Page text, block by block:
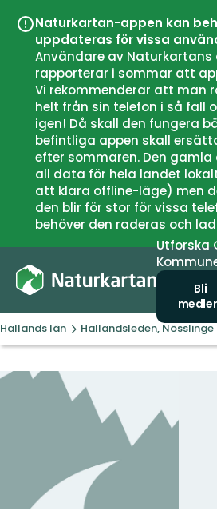
Naturkartan-appen kan
uppdateras för vissa
Användare av Naturkartans
rapporterar i sommar att
Vi rekommenderar att man
helt från sin telefon i så fall
igen! Då skall den fungera
befintliga appen skall
efter sommaren. Den
all data för hela landet
att klara offline-läge) men
den blir för stor för vissa
behöver den raderas och
Utforska
Bli
Hallands län Hallandsleden, Nösslinge